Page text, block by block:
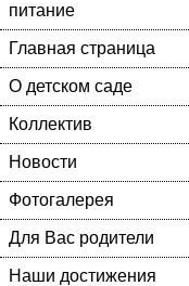
питание
Главная страница
О детском саде
Коллектив
Новости
Фотогалерея
Для Вас родители
Наши достижения